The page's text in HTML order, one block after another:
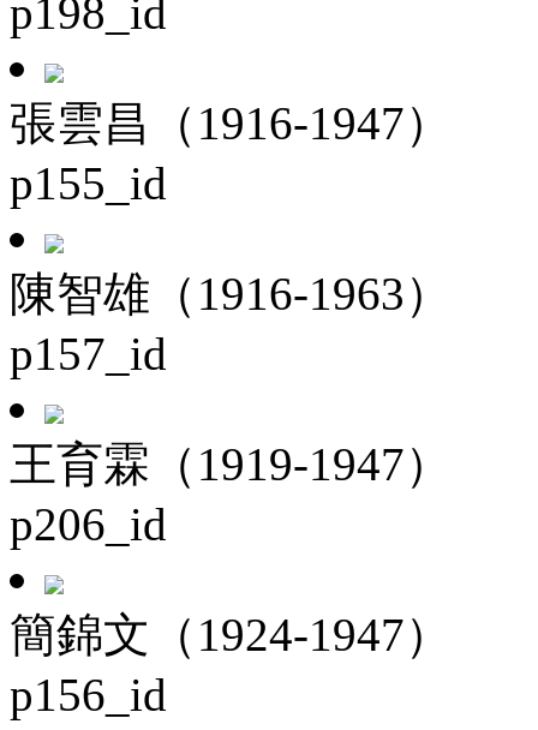
p198_id
張雲昌（1916-1947）
p155_id
陳智雄（1916-1963）
p157_id
王育霖（1919-1947）
p206_id
簡錦文（1924-1947）
p156_id